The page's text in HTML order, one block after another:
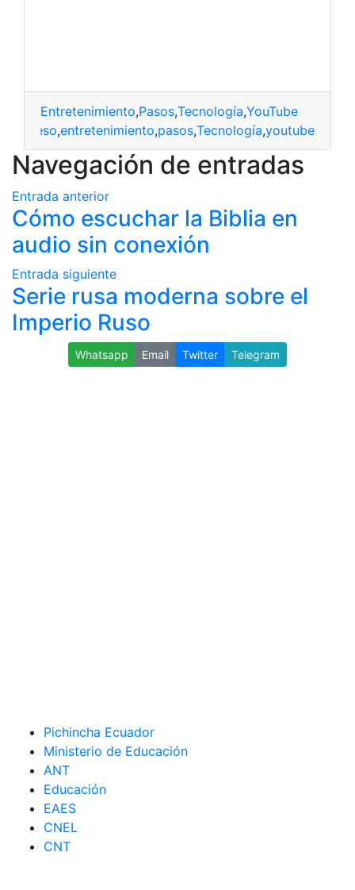
Entretenimiento,Pasos,Tecnología,YouTube
Acceso,entretenimiento,pasos,Tecnología,youtube
Navegación de entradas
Entrada anterior
Cómo escuchar la Biblia en
audio sin conexión
Entrada siguiente
Serie rusa moderna sobre el
Imperio Ruso
Whatsapp Email Twitter Telegram
Pichincha Ecuador
Ministerio de Educación
ANT
Educación
EAES
CNEL
CNT